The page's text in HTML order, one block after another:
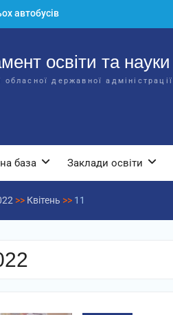
автобусів
науки обласної
для
освіти та науки
державної адміністрації
база Заклади освіти
>> Квітень >> 11